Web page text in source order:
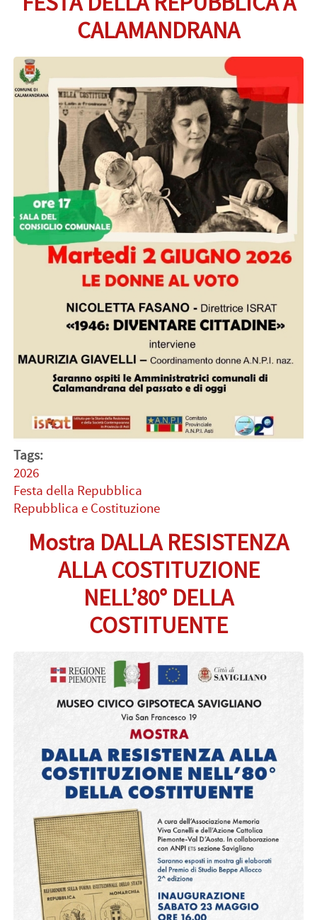
CALAMANDRANA
Tags:
2026
Festa della Repubblica
Repubblica e Costituzione
Mostra DALLA RESISTENZA
ALLA COSTITUZIONE
NELL’80° DELLA
COSTITUENTE